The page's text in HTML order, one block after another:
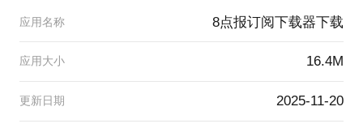
应用名称 8点报订阅下载器下载
应用大小 16.4M
更新日期 2025-11-20